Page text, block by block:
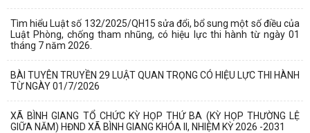
Tìm hiểu Luật số 132/2025/QH15 sửa đổi, bổ sung một số điều của
Luật Phòng, chống tham nhũng, có hiệu lực thi hành từ ngày 01
tháng 7 năm 2026.
BÀI TUYÊN TRUYỀN 29 LUẬT QUAN TRỌNG CÓ HIỆU LỰC THI HÀNH
TỪ NGÀY 01/7/2026
XÃ BÌNH GIANG TỔ CHỨC KỲ HỌP THỨ BA (KỲ HỌP THƯỜNG LỆ
GIỮA NĂM) HĐND XÃ BÌNH GIANG KHÓA II, NHIỆM KỲ 2026 -2031